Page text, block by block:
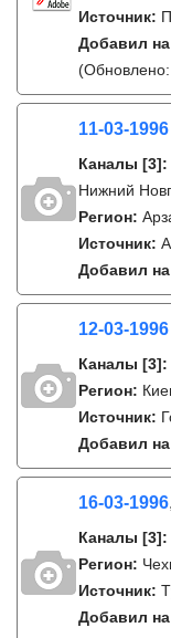
Источник:
Добавил на
11-03-
Каналы [3]:
Нижний
Регион:
Источник:
Добавил на
12-03-
Каналы [3]:
Регион:
Источник:
Добавил на
16-03-1996
Каналы [3]:
Регион:
Источник:
Добавил на